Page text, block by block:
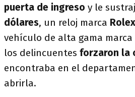
puerta de ingreso y le
dólares, un reloj marca Rolex
vehículo de alta gama marca
los delincuentes forzaron la
encontraba en el
abrirla.